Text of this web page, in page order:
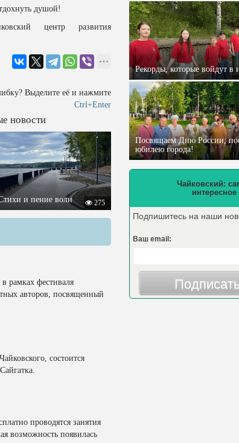
душой!
центр развития
Выделите её и нажмите
Ctrl+Enter
новости
и пение волн 275
рамках фестиваля
авторов, посвященный
состоится
проводятся занятия
возможность появилась
Рекорды, которые войдут в
Посвящаем Дню России,
юбилею города!
Чайковский:
интересное
Подпишитесь на наши
Ваш email: